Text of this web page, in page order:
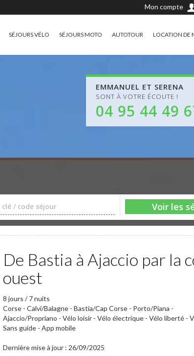
Mon compte
SÉJOURS VÉLO SÉJOURS MOTO AUTOTOUR LOCATION DE
EMMANUEL ET SERENA
SONT À VOTRE ÉCOUTE !
04 95 44 49
/ code séjour Voir les
De Bastia à Ajaccio par la
ouest
8 jours / 7 nuits
Corse - Calvi/Balagne - Bastia/Cap Corse - Porto/Piana -
Ajaccio/Propriano - Vélo loisir - Vélo électrique - Vélo liberté -
Sans guide - App mobile
Dernière mise à jour : 26/09/2025